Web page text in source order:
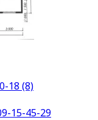
18 (8)
15-45-29